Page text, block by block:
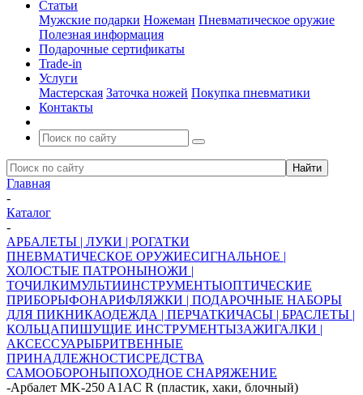
Статьи
Мужские подарки Ножеман Пневматическое оружие
Полезная информация
Подарочные сертификаты
Trade-in
Услуги
Мастерская Заточка ножей Покупка пневматики
Контакты
Главная
-
Каталог
-
АРБАЛЕТЫ | ЛУКИ | РОГАТКИ
ПНЕВМАТИЧЕСКОЕ ОРУЖИЕСИГНАЛЬНОЕ |
ХОЛОСТЫЕ ПАТРОНЫНОЖИ |
ТОЧИЛКИМУЛЬТИИНСТРУМЕНТЫОПТИЧЕСКИЕ
ПРИБОРЫФОНАРИФЛЯЖКИ | ПОДАРОЧНЫЕ НАБОРЫ
ДЛЯ ПИКНИКАОДЕЖДА | ПЕРЧАТКИЧАСЫ | БРАСЛЕТЫ |
КОЛЬЦАПИШУЩИЕ ИНСТРУМЕНТЫЗАЖИГАЛКИ |
АКСЕССУАРЫБРИТВЕННЫЕ
ПРИНАДЛЕЖНОСТИСРЕДСТВА
САМООБОРОНЫПОХОДНОЕ СНАРЯЖЕНИЕ
-Арбалет MK-250 A1AC R (пластик, хаки, блочный)